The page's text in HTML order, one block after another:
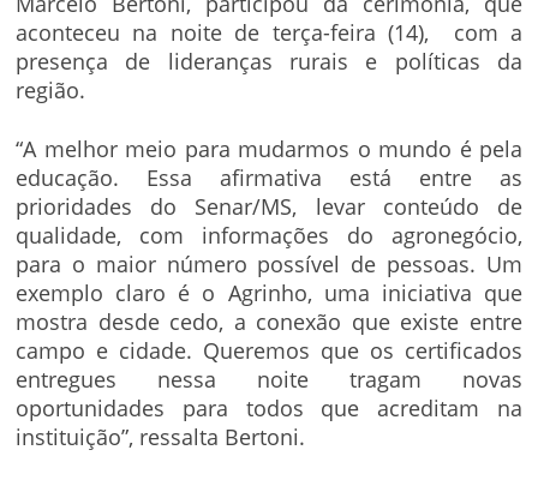
aconteceu na noite de terça-feira (14), com a
presença de lideranças rurais e políticas da
região.
“A melhor meio para mudarmos o mundo é pela
educação. Essa afirmativa está entre as
prioridades do Senar/MS, levar conteúdo de
qualidade, com informações do agronegócio,
para o maior número possível de pessoas. Um
exemplo claro é o Agrinho, uma iniciativa que
mostra desde cedo, a conexão que existe entre
campo e cidade. Queremos que os certificados
entregues nessa noite tragam novas
oportunidades para todos que acreditam na
instituição”, ressalta Bertoni.